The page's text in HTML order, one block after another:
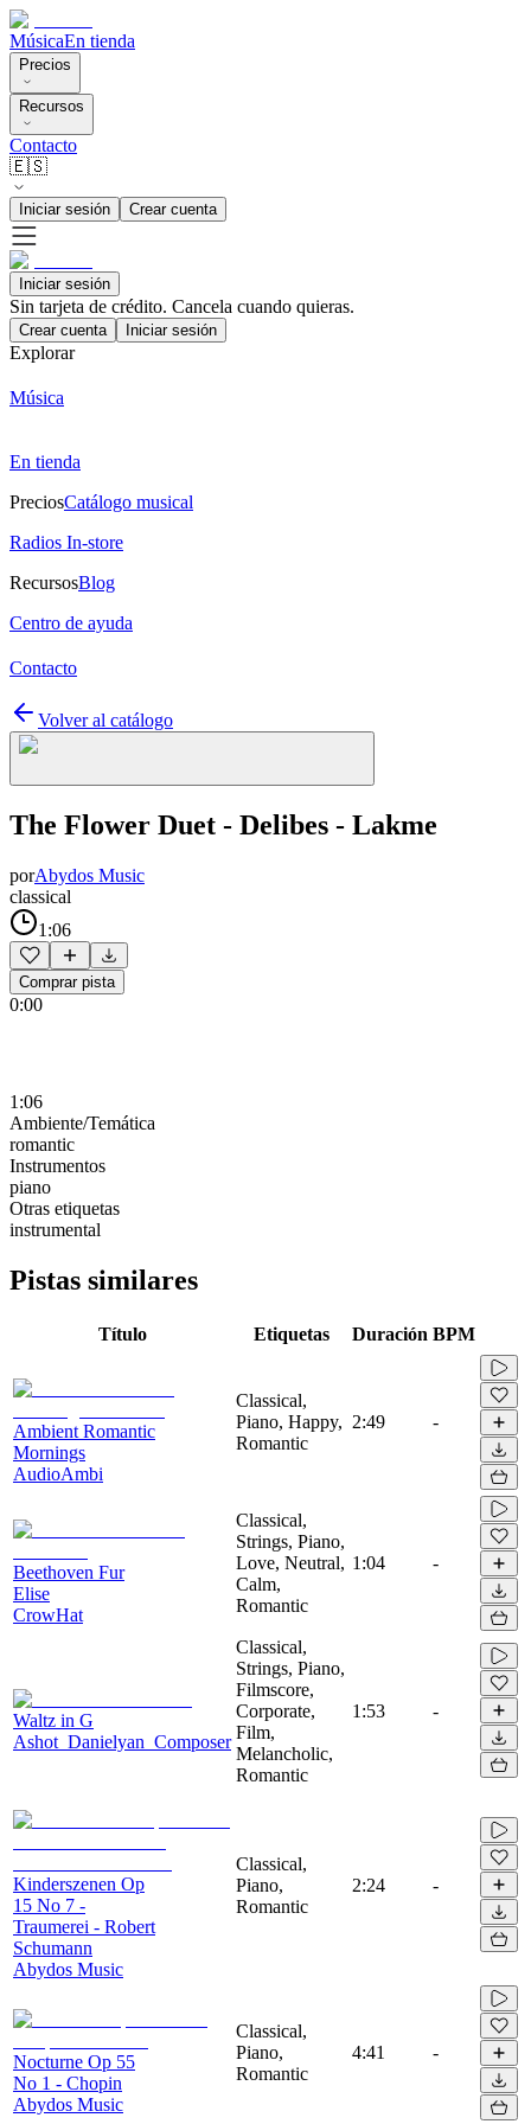
MúsicaEn tienda
Precios
Recursos
Contacto
🇪🇸
Iniciar sesión Crear cuenta
Iniciar sesión
Sin tarjeta de crédito. Cancela cuando quieras.
Crear cuenta Iniciar sesión
Explorar
Música
En tienda
PreciosCatálogo musical
Radios In-store
RecursosBlog
Centro de ayuda
Contacto
Volver al catálogo
The Flower Duet - Delibes - Lakme
porAbydos Music
classical
1:06
Comprar pista
0:00
1:06
Ambiente/Temática
romantic
Instrumentos
piano
Otras etiquetas
instrumental
Pistas similares
Título Etiquetas Duración BPM
Ambient Romantic
Mornings
AudioAmbi
Classical,
Piano, Happy,
Romantic
2:49 -
Beethoven Fur
Elise
CrowHat
Classical,
Strings, Piano,
Love, Neutral,
Calm,
Romantic
1:04 -
Waltz in G
Ashot_Danielyan_Composer
Classical,
Strings, Piano,
Filmscore,
Corporate,
Film,
Melancholic,
Romantic
1:53 -
Kinderszenen Op
15 No 7 -
Traumerei - Robert
Schumann
Abydos Music
Classical,
Piano,
Romantic
2:24 -
Nocturne Op 55
No 1 - Chopin
Abydos Music
Classical,
Piano,
Romantic
4:41 -